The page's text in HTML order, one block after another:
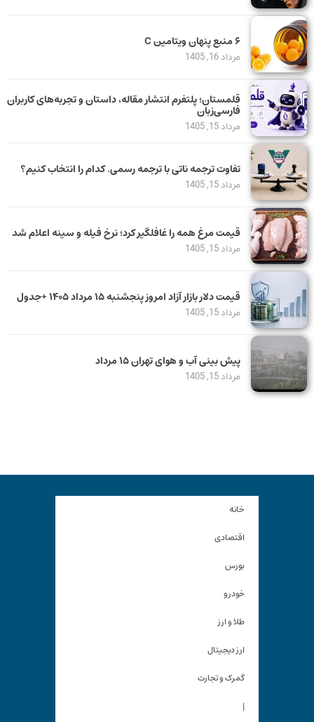
۶ منبع پنهان ویتامین C
مرداد 16, 1405
قلمستان؛ پلتفرم انتشار مقاله، داستان و تجربه‌های کاربران
فارسی‌زبان
مرداد 15, 1405
تفاوت ترجمه ناتی با ترجمه رسمی. کدام را انتخاب کنیم؟
مرداد 15, 1405
قیمت مرغ همه را غافلگیر کرد؛ نرخ فیله و سینه اعلام شد
مرداد 15, 1405
قیمت دلار بازار آزاد امروز پنجشنبه ۱۵ مرداد ۱۴۰۵ +جدول
مرداد 15, 1405
پیش بینی آب و هوای تهران ۱۵ مرداد
مرداد 15, 1405
خانه
اقتصادی
بورس
خودرو
طلا و ارز
ارز دیجیتال
گمرک و تجارت
|